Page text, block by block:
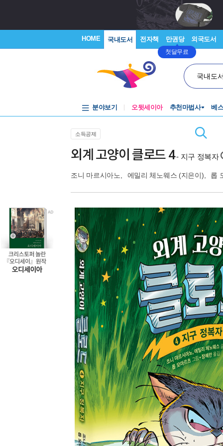
HOME 국내도서 전자책 만권당
첫달무료
외국도서
국내도
분야보기 오뒷세이아 추천마법사 베
소득공제
외계 고양이 클로드 4- 지구 정복자
조니 마르시아노 에밀리 체노웨스 (지은이), 롭